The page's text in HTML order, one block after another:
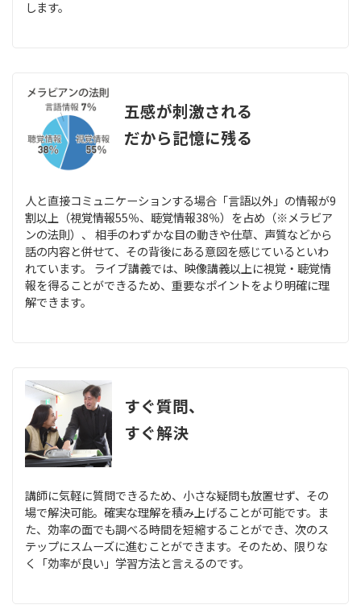
します。
五感が刺激される
だから記憶に残る
人と直接コミュニケーションする場合「言語以外」の情報が9
割以上（視覚情報55％、聴覚情報38％）を占め（※メラビア
ンの法則）、 相手のわずかな目の動きや仕草、声質などから
話の内容と併せて、その背後にある意図を感じているといわ
れています。 ライブ講義では、映像講義以上に視覚・聴覚情
報を得ることができるため、重要なポイントをより明確に理
解できます。
すぐ質問、
すぐ解決
講師に気軽に質問できるため、小さな疑問も放置せず、その
場で解決可能。確実な理解を積み上げることが可能です。ま
た、効率の面でも調べる時間を短縮することができ、次のス
テップにスムーズに進むことができます。そのため、限りな
く「効率が良い」学習方法と言えるのです。